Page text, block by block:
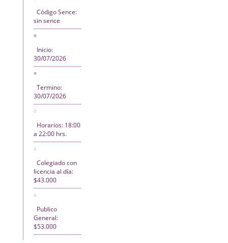
Código Sence:
sin sence
Inicio:
30/07/2026
Termino:
30/07/2026
Horarios: 18:00
a 22:00 hrs.
Colegiado con
licencia al día:
$43.000
Publico
General:
$53.000